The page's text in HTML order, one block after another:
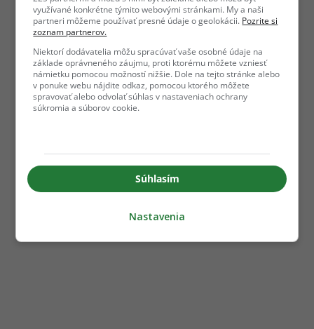
využívané konkrétne týmito webovými stránkami. My a naši
partneri môžeme používať presné údaje o geolokácii. Pozrite si
zoznam partnerov.
Niektorí dodávatelia môžu spracúvať vaše osobné údaje na
základe oprávneného záujmu, proti ktorému môžete vzniesť
námietku pomocou možností nižšie. Dole na tejto stránke alebo
v ponuke webu nájdite odkaz, pomocou ktorého môžete
spravovať alebo odvolať súhlas v nastaveniach ochrany
súkromia a súborov cookie.
Súhlasím
Nastavenia